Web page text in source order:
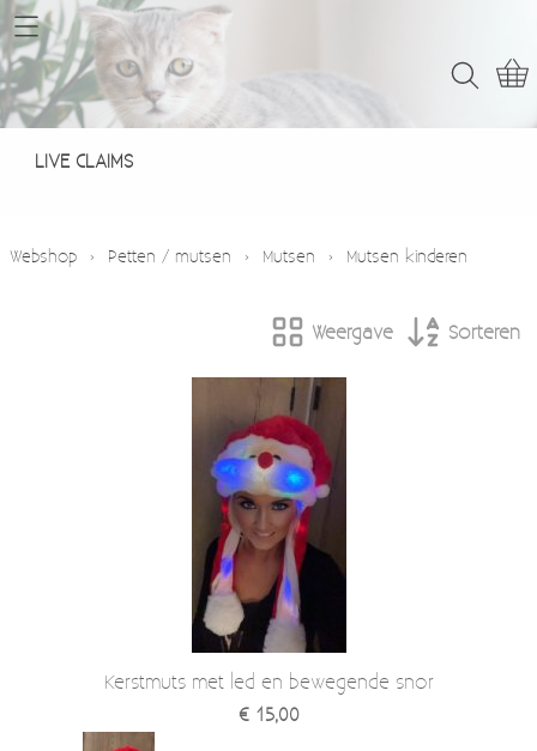
Home
Webshop
LIVE CLAIMS
Webshop › Petten / mutsen › Mutsen › Mutsen kinderen
Weergave Sorteren
Kerstmuts met led en bewegende snor
€ 15,00